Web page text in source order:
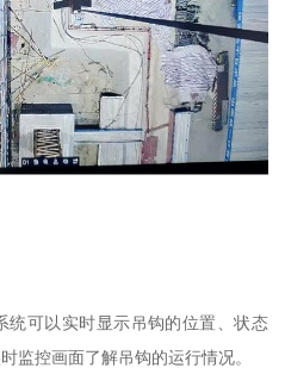
统可以实时显示吊钩的位置、状态
监控画面了解吊钩的运行情况。